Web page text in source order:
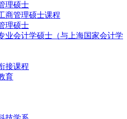
理硕士
商管理硕士课程
理硕士
业会计学硕士（与上海国家会计学
接课程
育